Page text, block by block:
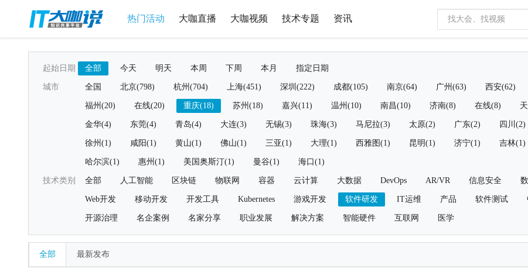
热门活动 大咖直播 大咖视频 技术专题 资讯
起始日期 全部 今天 明天 本周 下周 本月 指定日期
城市 全国 北京(798) 杭州(704) 上海(451) 深圳(222) 成都(105) 南京(64) 广州(63) 西安(62)
福州(20) 在线(20) 重庆(18) 苏州(18) 嘉兴(11) 温州(10) 南昌(10) 济南(8) 在线(8)
金华(4) 东莞(4) 青岛(4) 大连(3) 无锡(3) 珠海(3) 马尼拉(3) 太原(2) 广东(2) 四川(2)
徐州(1) 咸阳(1) 黄山(1) 佛山(1) 三亚(1) 大理(1) 西雅图(1) 昆明(1) 济宁(1) 吉林(1)
哈尔滨(1) 惠州(1) 美国奥斯汀(1) 曼谷(1) 海口(1)
技术类别 全部 人工智能 区块链 物联网 容器 云计算 大数据 DevOps AR/VR 信息安全
Web开发 移动开发 开发工具 Kubernetes 游戏开发 软件研发 IT运维 产品 软件测试
开源治理 名企案例 名家分享 职业发展 解决方案 智能硬件 互联网 医学
全部 最新发布